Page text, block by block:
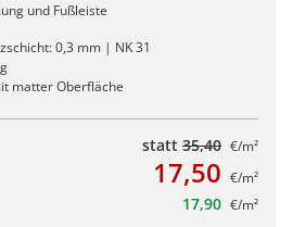
und Fußleiste
0,3 mm | NK 31
matter Oberfläche
statt 35,40 €/m²
17,50 €/m²
17,90 €/m²